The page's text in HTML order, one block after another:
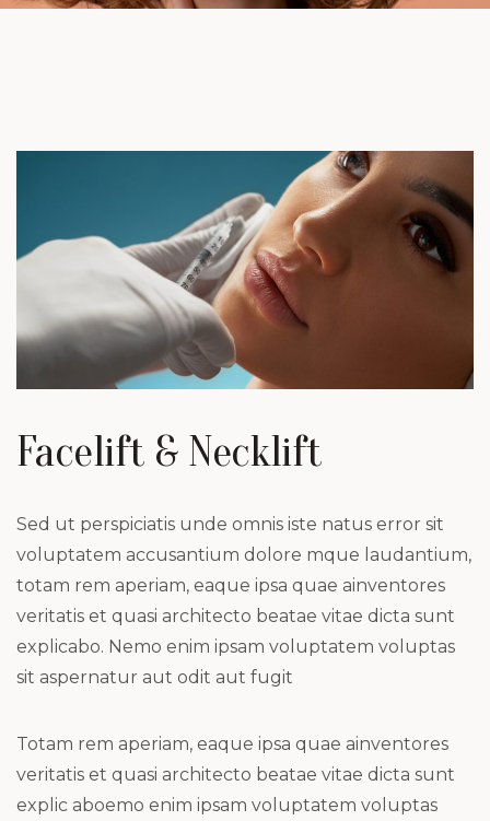
Facelift & Necklift
Sed ut perspiciatis unde omnis iste natus error sit
voluptatem accusantium dolore mque laudantium,
totam rem aperiam, eaque ipsa quae ainventores
veritatis et quasi architecto beatae vitae dicta sunt
explicabo. Nemo enim ipsam voluptatem voluptas
sit aspernatur aut odit aut fugit
Totam rem aperiam, eaque ipsa quae ainventores
veritatis et quasi architecto beatae vitae dicta sunt
explic aboemo enim ipsam voluptatem voluptas